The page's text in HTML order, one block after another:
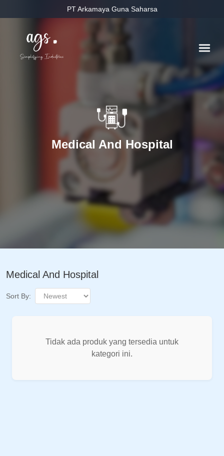
PT Arkamaya Guna Saharsa
Medical And Hospital
Medical And Hospital
Sort By:
Tidak ada produk yang tersedia untuk
kategori ini.